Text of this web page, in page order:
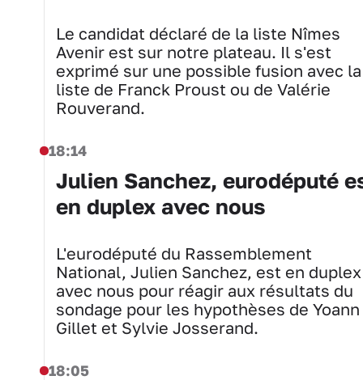
Le candidat déclaré de la liste Nîmes
Avenir est sur notre plateau. Il s'est
exprimé sur une possible fusion avec la
liste de Franck Proust ou de Valérie
Rouverand.
18:14
Julien Sanchez, eurodéputé
en duplex avec nous
L'eurodéputé du Rassemblement
National, Julien Sanchez, est en duplex
avec nous pour réagir aux résultats du
sondage pour les hypothèses de Yoann
Gillet et Sylvie Josserand.
18:05